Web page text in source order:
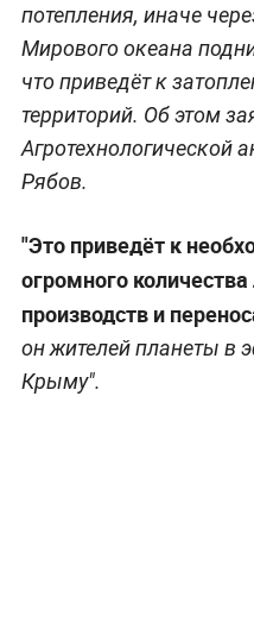
потепления, иначе
Мирового океана
что приведёт к
территорий. Об этом
Агротехнологической
Рябов.
"Это приведёт к
огромного
производств и
он жителей планеты в
Крыму".